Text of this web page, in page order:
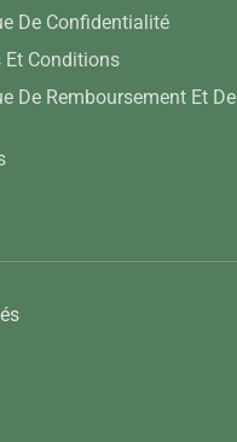
De Confidentialité
Et Conditions
De Remboursement Et De